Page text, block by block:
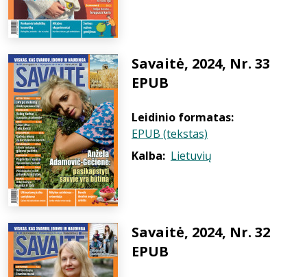
Savaitė, 2024, Nr. 33
EPUB
Leidinio formatas:
EPUB (tekstas)
Kalba: Lietuvių
Savaitė, 2024, Nr. 32
EPUB